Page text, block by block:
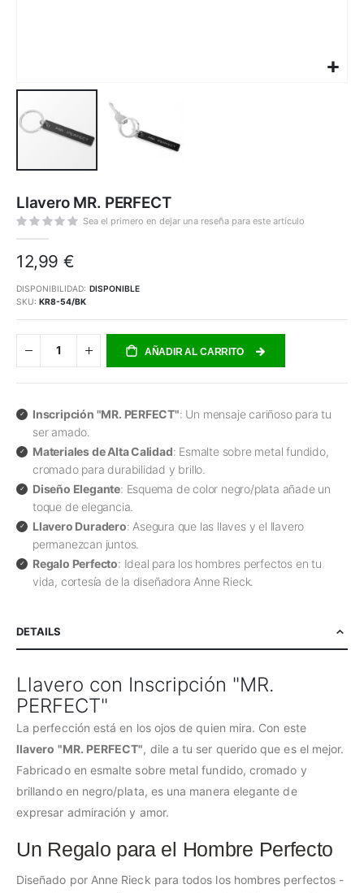
comienzo
de
la
galería
de
Llavero MR. PERFECT
Sea el primero en dejar una reseña para este artículo
12,99 €
DISPONIBILIDAD: DISPONIBLE
SKU KR8-54/BK
AÑADIR AL CARRITO
Inscripción "MR. PERFECT": Un mensaje cariñoso para tu
ser amado.
Materiales de Alta Calidad: Esmalte sobre metal fundido,
cromado para durabilidad y brillo.
Diseño Elegante: Esquema de color negro/plata añade un
toque de elegancia.
Llavero Duradero: Asegura que las llaves y el llavero
permanezcan juntos.
Regalo Perfecto: Ideal para los hombres perfectos en tu
vida, cortesía de la diseñadora Anne Rieck.
DETAILS
Llavero con Inscripción "MR.
PERFECT"
La perfección está en los ojos de quien mira. Con este
llavero "MR. PERFECT", dile a tu ser querido que es el mejor.
Fabricado en esmalte sobre metal fundido, cromado y
brillando en negro/plata, es una manera elegante de
expresar admiración y amor.
Un Regalo para el Hombre Perfecto
Diseñado por Anne Rieck para todos los hombres perfectos -